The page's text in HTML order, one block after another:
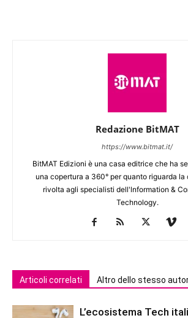
Redazione BitMAT
https://www.bitmat.it/
BitMAT Edizioni è una casa editrice che ha
una copertura a 360° per quanto riguarda
rivolta agli specialisti dell'lnformation &
Technology.
Articoli correlati Altro dello stesso
L’ecosistema Tech